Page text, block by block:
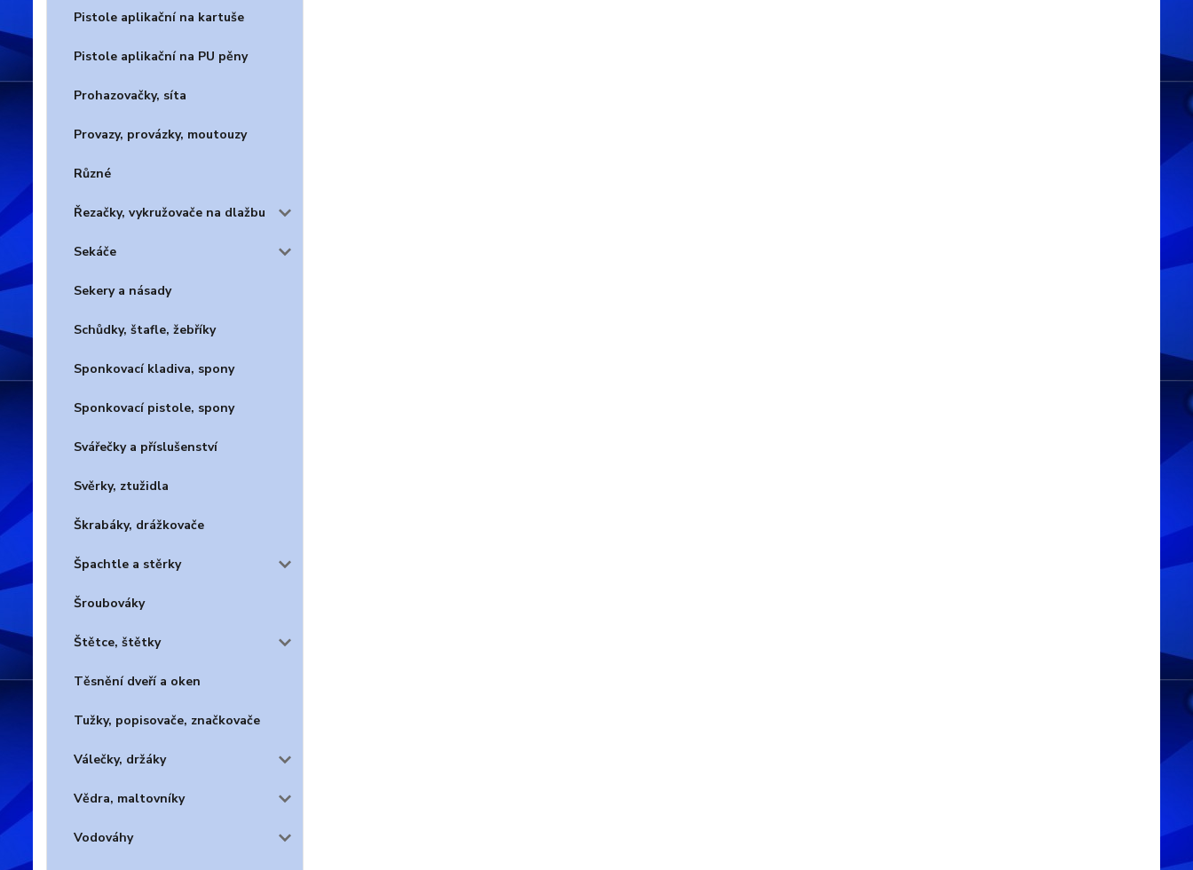
Pistole aplikační na kartuše
Pistole aplikační na PU pěny
Prohazovačky, síta
Provazy, provázky, moutouzy
Různé
Řezačky, vykružovače na dlažbu
Sekáče
Sekery a násady
Schůdky, štafle, žebříky
Sponkovací kladiva, spony
Sponkovací pistole, spony
Svářečky a příslušenství
Svěrky, ztužidla
Škrabáky, drážkovače
Špachtle a stěrky
Šroubováky
Štětce, štětky
Těsnění dveří a oken
Tužky, popisovače, značkovače
Válečky, držáky
Vědra, maltovníky
Vodováhy